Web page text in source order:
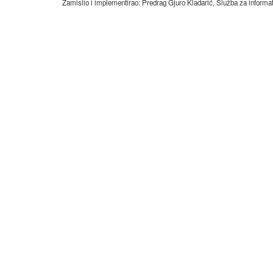
Zamislio i implementirao: Predrag Gjuro Kladarić, Služba za